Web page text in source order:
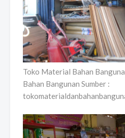
Toko Material Bahan
Bahan Bangunan Sumber :